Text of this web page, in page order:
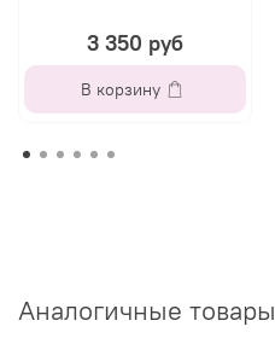
3 350 руб
В корзину
Аналогичные товары